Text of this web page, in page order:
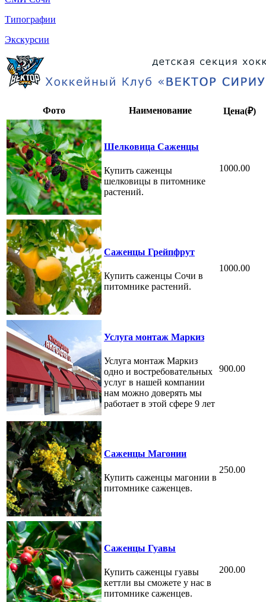
Типографии
Экскурсии
Фото Наименование Цена(₽)
Шелковица Саженцы
Купить саженцы
шелковицы в питомнике
растений.
1000.00
Саженцы Грейпфрут
Купить саженцы Сочи в
питомнике растений.
1000.00
Услуга монтаж Маркиз
Услуга монтаж Маркиз
одно и востребовательных
услуг в нашей компании
нам можно доверять мы
работает в этой сфере 9 лет
900.00
Саженцы Магонии
Купить саженцы магонии в
питомнике саженцев.
250.00
Саженцы Гуавы
Купить саженцы гуавы
кеттли вы сможете у нас в
питомнике саженцев.
200.00